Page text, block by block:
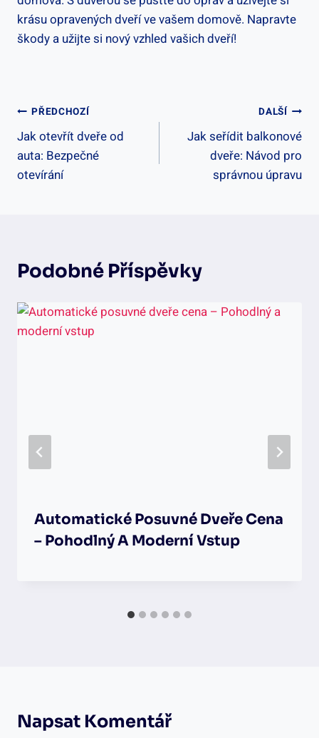
krásu opravených dveří ve vašem domově. Napravte
škody a užijte si nový vzhled vašich dveří!
Navigace
Pro
Příspěvek
PŘEDCHOZÍ
Jak otevřít dveře od
auta: Bezpečné
otevírání
DALŠÍ
Jak seřídit balkonové
dveře: Návod pro
správnou úpravu
Podobné Příspěvky
Automatické Posuvné Dveře Cena
– Pohodlný A Moderní Vstup
Napsat Komentář